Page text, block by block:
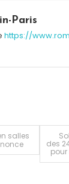
Paris
https://
salles
des
pour